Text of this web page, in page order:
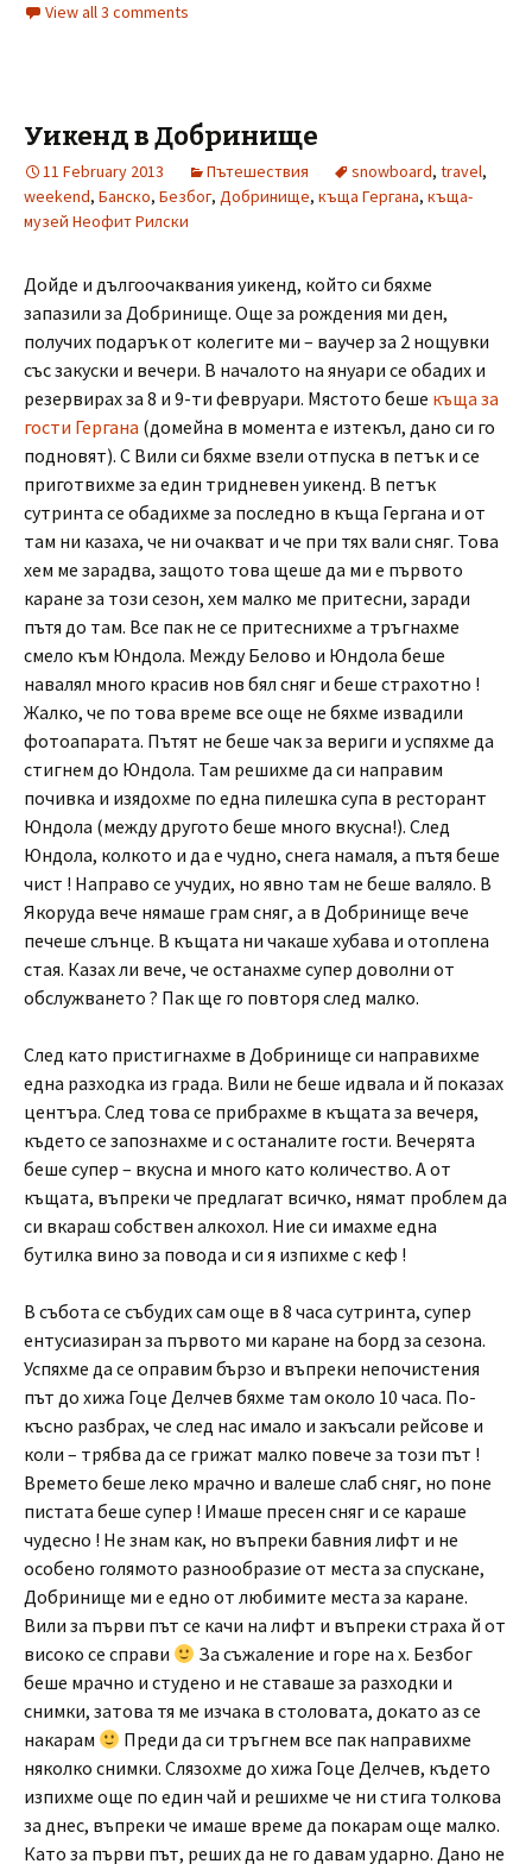
View all 3 comments
Уикенд в Добринище
11 February 2013 Пътешествия snowboard, travel,
weekend, Банско, Безбог, Добринище, къща Гергана, къща-
музей Неофит Рилски
Дойде и дългоочаквания уикенд, който си бяхме
запазили за Добринище. Още за рождения ми ден,
получих подарък от колегите ми – ваучер за 2 нощувки
със закуски и вечери. В началото на януари се обадих и
резервирах за 8 и 9-ти февруари. Мястото беше къща за
гости Гергана (домейна в момента е изтекъл, дано си го
подновят). С Вили си бяхме взели отпуска в петък и се
приготвихме за един тридневен уикенд. В петък
сутринта се обадихме за последно в къща Гергана и от
там ни казаха, че ни очакват и че при тях вали сняг. Това
хем ме зарадва, защото това щеше да ми е първото
каране за този сезон, хем малко ме притесни, заради
пътя до там. Все пак не се притеснихме а тръгнахме
смело към Юндола. Между Белово и Юндола беше
навалял много красив нов бял сняг и беше страхотно !
Жалко, че по това време все още не бяхме извадили
фотоапарата. Пътят не беше чак за вериги и успяхме да
стигнем до Юндола. Там решихме да си направим
почивка и изядохме по една пилешка супа в ресторант
Юндола (между другото беше много вкусна!). След
Юндола, колкото и да е чудно, снега намаля, а пътя беше
чист ! Направо се учудих, но явно там не беше валяло. В
Якоруда вече нямаше грам сняг, а в Добринище вече
печеше слънце. В къщата ни чакаше хубава и отоплена
стая. Казах ли вече, че останахме супер доволни от
обслужването ? Пак ще го повторя след малко.
След като пристигнахме в Добринище си направихме
една разходка из града. Вили не беше идвала и й показах
центъра. След това се прибрахме в къщата за вечеря,
където се запознахме и с останалите гости. Вечерята
беше супер – вкусна и много като количество. А от
къщата, въпреки че предлагат всичко, нямат проблем да
си вкараш собствен алкохол. Ние си имахме една
бутилка вино за повода и си я изпихме с кеф !
В събота се събудих сам още в 8 часа сутринта, супер
ентусиазиран за първото ми каране на борд за сезона.
Успяхме да се оправим бързо и въпреки непочистения
път до хижа Гоце Делчев бяхме там около 10 часа. По-
късно разбрах, че след нас имало и закъсали рейсове и
коли – трябва да се грижат малко повече за този път !
Времето беше леко мрачно и валеше слаб сняг, но поне
пистата беше супер ! Имаше пресен сняг и се караше
чудесно ! Не знам как, но въпреки бавния лифт и не
особено голямото разнообразие от места за спускане,
Добринище ми е едно от любимите места за каране.
Вили за първи път се качи на лифт и въпреки страха й от
високо се справи
За съжаление и горе на х. Безбог
беше мрачно и студено и не ставаше за разходки и
снимки, затова тя ме изчака в столовата, докато аз се
накарам
Преди да си тръгнем все пак направихме
няколко снимки. Слязохме до хижа Гоце Делчев, където
изпихме още по един чай и решихме че ни стига толкова
за днес, въпреки че имаше време да покарам още малко.
Като за първи път, реших да не го давам ударно. Дано не